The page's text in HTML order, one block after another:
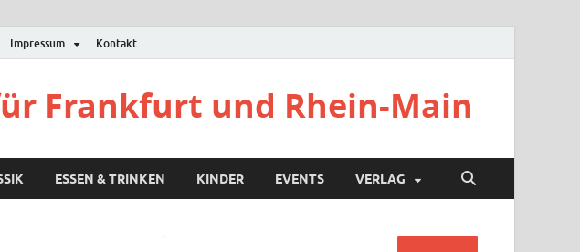
Impressum Kontakt
Frankfurt und Rhein-Main
ESSEN & TRINKEN KINDER EVENTS VERLAG